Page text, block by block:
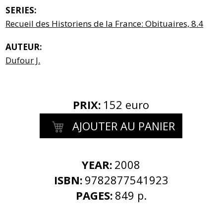
PRIX: 152 euro
AJOUTER AU PANIER
YEAR: 2008
ISBN: 9782877541923
PAGES: 849 p.
SERIES:
Recueil des Historiens de la France: Obituaires, 8.4
AUTEUR:
Dufour J.